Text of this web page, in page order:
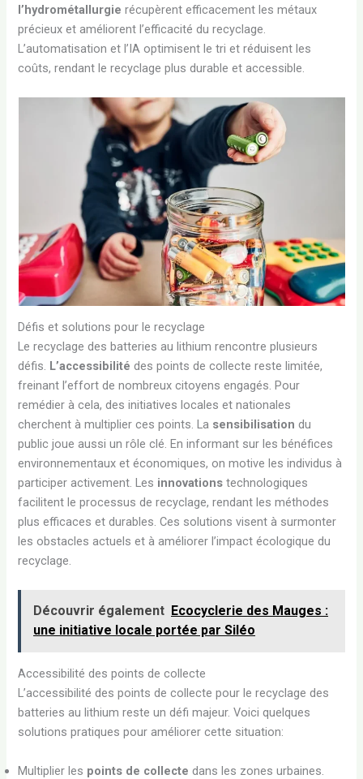
l’hydrométallurgie récupèrent efficacement les métaux
précieux et améliorent l’efficacité du recyclage.
L’automatisation et l’IA optimisent le tri et réduisent les
coûts, rendant le recyclage plus durable et accessible.
Défis et solutions pour le recyclage
Le recyclage des batteries au lithium rencontre plusieurs
défis. L’accessibilité des points de collecte reste limitée,
freinant l’effort de nombreux citoyens engagés. Pour
remédier à cela, des initiatives locales et nationales
cherchent à multiplier ces points. La sensibilisation du
public joue aussi un rôle clé. En informant sur les bénéfices
environnementaux et économiques, on motive les individus à
participer activement. Les innovations technologiques
facilitent le processus de recyclage, rendant les méthodes
plus efficaces et durables. Ces solutions visent à surmonter
les obstacles actuels et à améliorer l’impact écologique du
recyclage.
Découvrir également Ecocyclerie des Mauges :
une initiative locale portée par Siléo
Accessibilité des points de collecte
L’accessibilité des points de collecte pour le recyclage des
batteries au lithium reste un défi majeur. Voici quelques
solutions pratiques pour améliorer cette situation:
Multiplier les points de collecte dans les zones urbaines.